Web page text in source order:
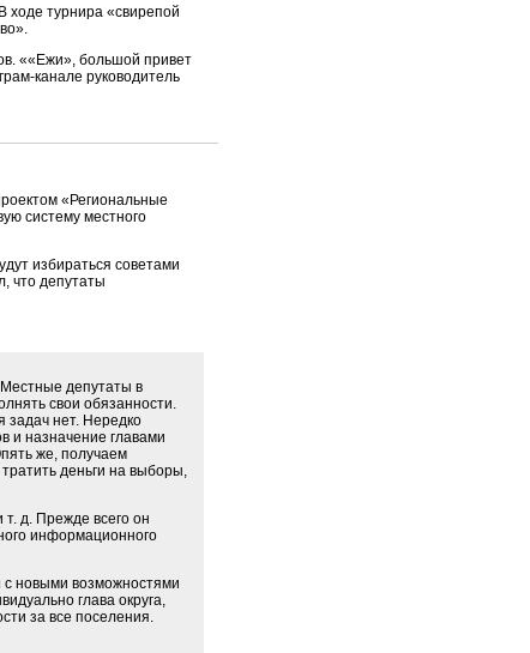
турнира «свирепой
««Ежи», большой привет
канале руководитель
«Региональные
систему местного
избираться советами
что депутаты
депутаты в
свои обязанности.
задач нет. Нередко
и назначение главами
же, получаем
деньги на выборы,
т. д. Прежде всего он
информационного
с новыми возможностями
глава округа,
за все поселения.